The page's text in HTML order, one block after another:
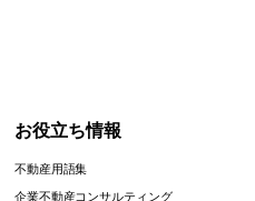
お役立ち情報
不動産用語集
企業不動産コンサルティング